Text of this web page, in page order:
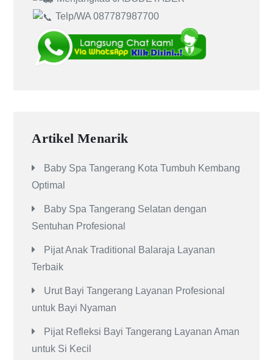
Telp/WA 087787987700
Artikel Menarik
Baby Spa Tangerang Kota Tumbuh Kembang
Optimal
Baby Spa Tangerang Selatan dengan
Sentuhan Profesional
Pijat Anak Traditional Balaraja Layanan
Terbaik
Urut Bayi Tangerang Layanan Profesional
untuk Bayi Nyaman
Pijat Refleksi Bayi Tangerang Layanan Aman
untuk Si Kecil